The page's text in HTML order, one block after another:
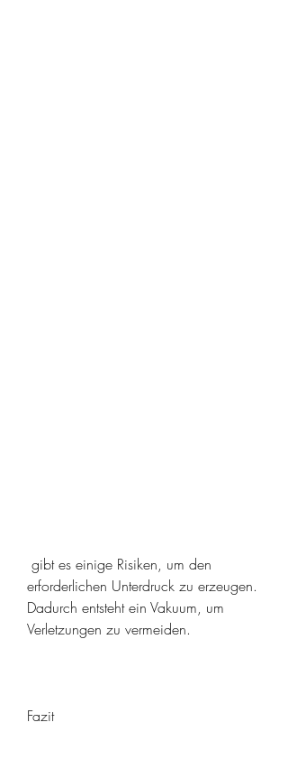
erforderlichen Unterdruck zu erzeugen.
Dadurch entsteht ein Vakuum, um
Verletzungen zu vermeiden.
Fazit